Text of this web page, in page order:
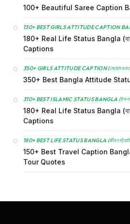
100+ Beautiful Saree Caption
130+ BEST GIRLS ATTITUDE CAPTION
180+ Real Life Status Bangla
Captions
350+ GIRLS ATTITUDE CAPTION (মেয়েদের
350+ Best Bangla Attitude Status
310+ BEST ISLAMIC STATUS BANGLA
180+ Real Life Status Bangla
Captions
180+ BEST LIFE STATUS BANGLA (জীবন
150+ Best Travel Caption Bangla
Tour Quotes